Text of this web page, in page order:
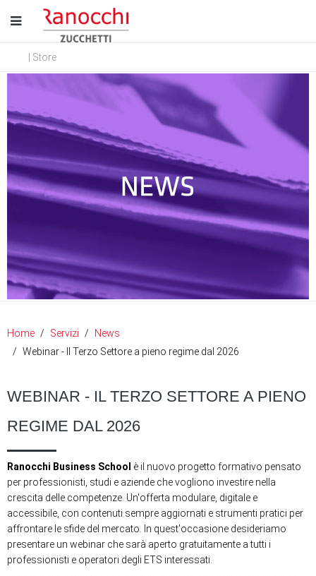
| Store
Home Servizi
News
Webinar - Il Terzo Settore a pieno regime dal 2026
WEBINAR - IL TERZO SETTORE A PIENO
REGIME DAL 2026
Ranocchi Business School è il nuovo progetto formativo pensato
per professionisti, studi e aziende che vogliono investire nella
crescita delle competenze. Un'offerta modulare, digitale e
accessibile, con contenuti sempre aggiornati e strumenti pratici per
affrontare le sfide del mercato. In quest'occasione desideriamo
presentare un webinar che sarà aperto gratuitamente a tutti i
professionisti e operatori degli ETS interessati.